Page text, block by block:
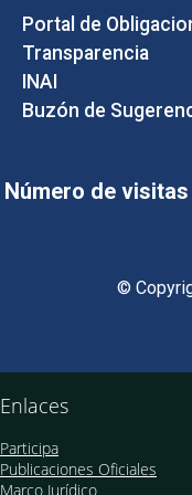
Portal de
Transparencia
INAI
Buzón de
Número de visitas
©
Enlaces
Participa
Publicaciones Oficiales
Marco Jurídico